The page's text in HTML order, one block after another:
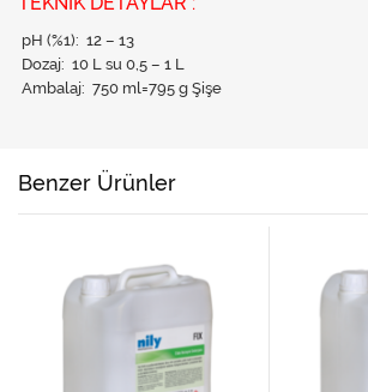
pH (%1): 12 – 13
Dozaj: 10 L su 0,5 – 1 L
Ambalaj: 750 ml=795 g Şişe
Benzer Ürünler